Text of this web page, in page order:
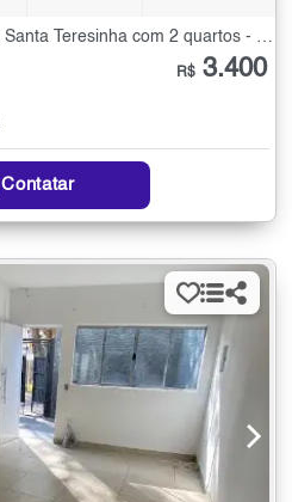
Casa Térrea para Alugar na Santa Teresinha com 2 quartos - 100 m²
R$ 3.400
Contatar